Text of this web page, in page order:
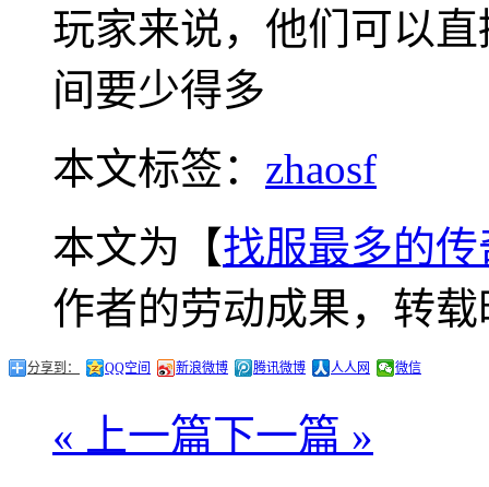
玩家来说，他们可以
间要少得多
本文标签： zhaosf
本文为【找服最多的
作者的劳动成果，转
分享到： QQ空间 新浪微博 腾讯微博 人人网 微信
« 上一篇下一篇 »